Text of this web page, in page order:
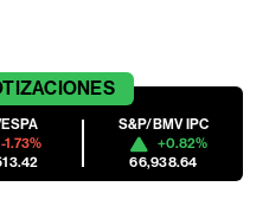
-1.73%
S&P/BMV IPC
+0.82%
66,938.64